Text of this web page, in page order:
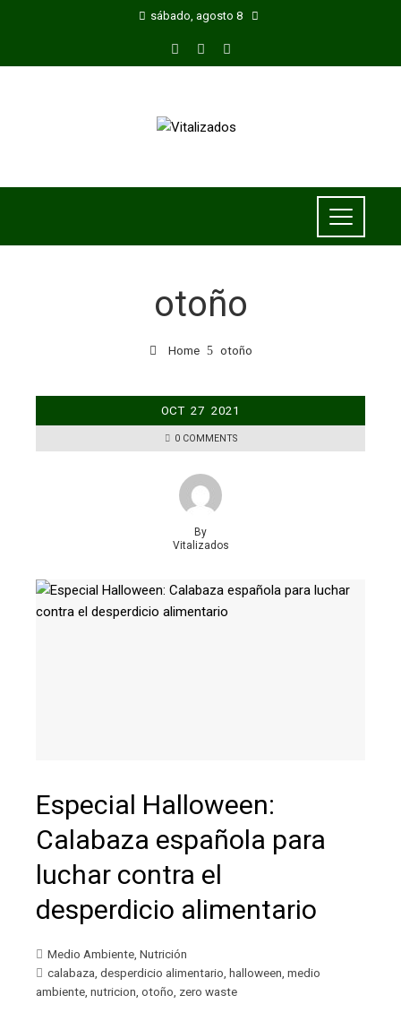
sábado, agosto 8
otoño
Home otoño
OCT 27 2021
0 COMMENTS
By
Vitalizados
Especial Halloween:
Calabaza española para
luchar contra el
desperdicio alimentario
Medio Ambiente, Nutrición
calabaza, desperdicio alimentario, halloween, medio
ambiente, nutricion, otoño, zero waste